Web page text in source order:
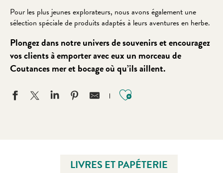
Pour les plus jeunes explorateurs, nous avons également une
sélection spéciale de produits adaptés à leurs aventures en herbe.
Plongez dans notre univers de souvenirs et encouragez
vos clients à emporter avec eux un morceau de
Coutances mer et bocage où qu’ils aillent.
Ajouter aux
LIVRES ET PAPÉTERIE